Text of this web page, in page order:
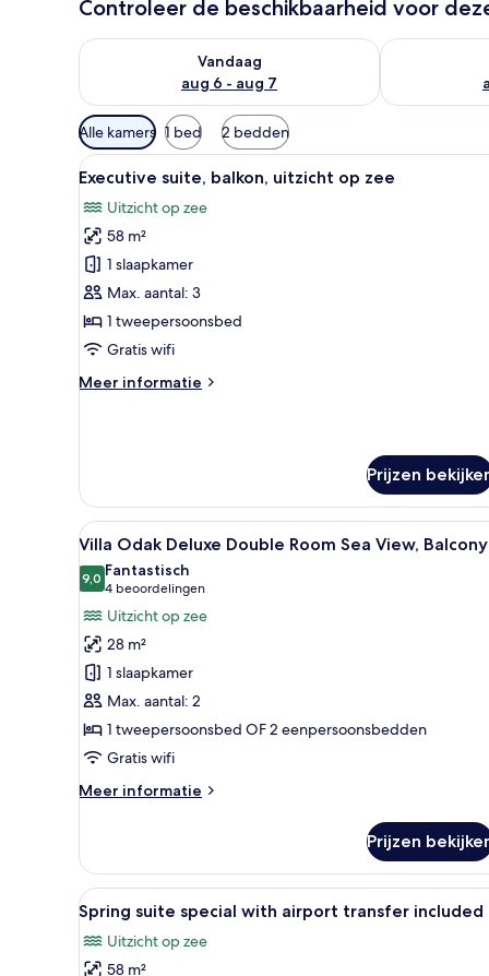
Controleer de beschikbaarheid voor
Vandaag
aug 6 - aug 7
De beschikbaarheid controleren voor vanavond aug
De
Beschikbare
filters
voor
Alle kamers 1 bed 2 bedden
Alle
foto's
voor
Executive
suite,
balkon,
uitzicht
op
laden
Een hotelkamer met een
6
Executive suite, balkon, uitzicht op zee
Uitzicht op zee
58 m²
1 slaapkamer
Max. aantal: 3
1 tweepersoonsbed
Gratis wifi
Meer informatie
Meer
uitzicht
op
zee
Prijzen
Alle
foto's
voor
Villa
Odak
Deluxe
Double
Room
Sea
View,
Balcony
Een hotelkamer met een
6
Villa Odak Deluxe Double Room Sea View, Balcony
9,09,0 van 10
Fantastisch
4 beoordelingen
(4
beoordelingen)
Uitzicht op zee
28 m²
1 slaapkamer
Max. aantal: 2
1 tweepersoonsbed OF 2 eenpersoonsbedden
Gratis wifi
Meer informatie
Meer
Odak
Deluxe
Double
Room
Sea
View,
Prijzen
Alle
foto's
voor
Een woonkamer met een
4
Spring suite special with airport transfer included
Uitzicht op zee
58 m²